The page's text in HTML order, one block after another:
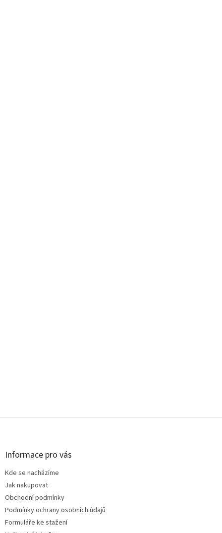
Z
Informace pro vás
Kde se nacházíme
Jak nakupovat
Obchodní podmínky
Podmínky ochrany osobních údajů
Formuláře ke stažení